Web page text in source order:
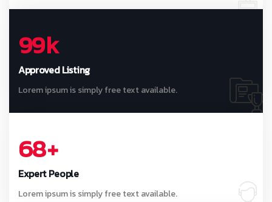
99k
Approved Listing
Lorem ipsum is simply free text available.
68+
Expert People
Lorem ipsum is simply free text available.